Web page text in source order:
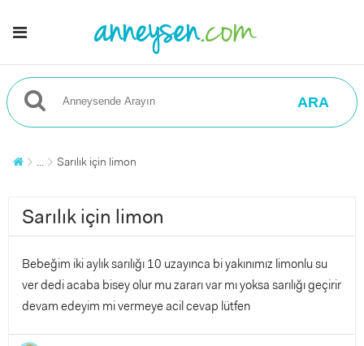
ARA
... Sarılık için limon
Sarılık için limon
Bebeğim iki aylık sarılığı 10 uzayınca bi yakınımız limonlu su
ver dedi acaba bisey olur mu zararı var mı yoksa sarılığı geçirir
devam edeyim mi vermeye acil cevap lütfen